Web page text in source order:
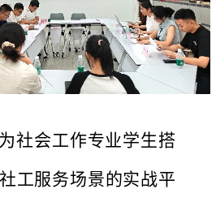
社会工作专业学生搭
工服务场景的实战平